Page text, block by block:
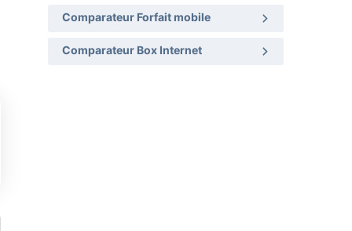
Comparateur Forfait mobile
Comparateur Box Internet